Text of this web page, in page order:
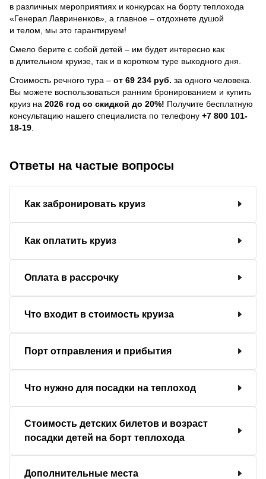
в различных мероприятиях и конкурсах на борту теплохода
«Генерал Лавриненков», а главное – отдохнете душой
и телом, мы это гарантируем!
Смело берите с собой детей – им будет интересно как
в длительном круизе, так и в коротком туре выходного дня.
Стоимость речного тура – от 69 234 руб. за одного человека.
Вы можете воспользоваться ранним бронированием и купить
круиз на 2026 год со скидкой до 20%! Получите бесплатную
консультацию нашего специалиста по телефону +7 800 101-
18-19
Ответы на частые вопросы
Как забронировать круиз
Как оплатить круиз
Оплата в рассрочку
Что входит в стоимость круиза
Порт отправления и прибытия
Что нужно для посадки на теплоход
Стоимость детских билетов и возраст
посадки детей на борт теплохода
Дополнительные места